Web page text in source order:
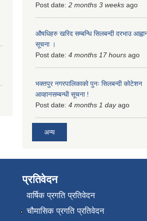
Post date: 2 months 3 weeks ago
औषधिहरु खरिद सम्बन्धि सिलबन्दी दरभाउ
सूचना ।
Post date: 4 months 17 hours ago
भक्तपुर नगरपालिकाको पुनः सिलबन्दी कोटेशन
आव्हानसम्बन्धी सूचना !
Post date: 4 months 1 dayago
अन्य
प्रतिवेदन
वार्षिक प्रगति प्रतिवेदन
चौमासिक प्रगति प्रतिवेदन